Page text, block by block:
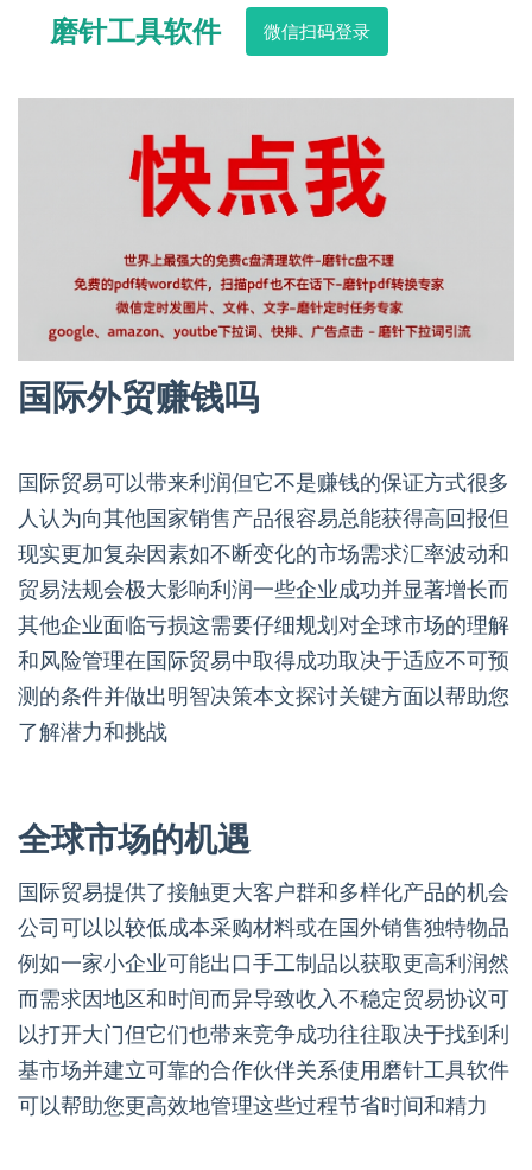
磨针工具软件 微信扫码登录
国际外贸赚钱吗
国际贸易可以带来利润但它不是赚钱的保证方式很多
人认为向其他国家销售产品很容易总能获得高回报但
现实更加复杂因素如不断变化的市场需求汇率波动和
贸易法规会极大影响利润一些企业成功并显著增长而
其他企业面临亏损这需要仔细规划对全球市场的理解
和风险管理在国际贸易中取得成功取决于适应不可预
测的条件并做出明智决策本文探讨关键方面以帮助您
了解潜力和挑战
全球市场的机遇
国际贸易提供了接触更大客户群和多样化产品的机会
公司可以以较低成本采购材料或在国外销售独特物品
例如一家小企业可能出口手工制品以获取更高利润然
而需求因地区和时间而异导致收入不稳定贸易协议可
以打开大门但它们也带来竞争成功往往取决于找到利
基市场并建立可靠的合作伙伴关系使用磨针工具软件
可以帮助您更高效地管理这些过程节省时间和精力